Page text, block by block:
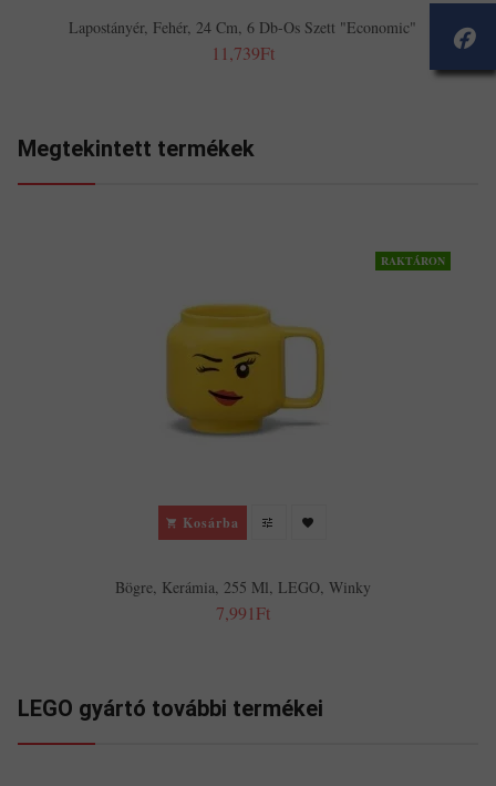
Lapostányér, Fehér, 24 Cm, 6 Db-Os Szett "Economic"
11,739Ft
Megtekintett termékek
RAKTÁRON
Kosárba
Bögre, Kerámia, 255 Ml, LEGO, Winky
7,991Ft
LEGO gyártó további termékei